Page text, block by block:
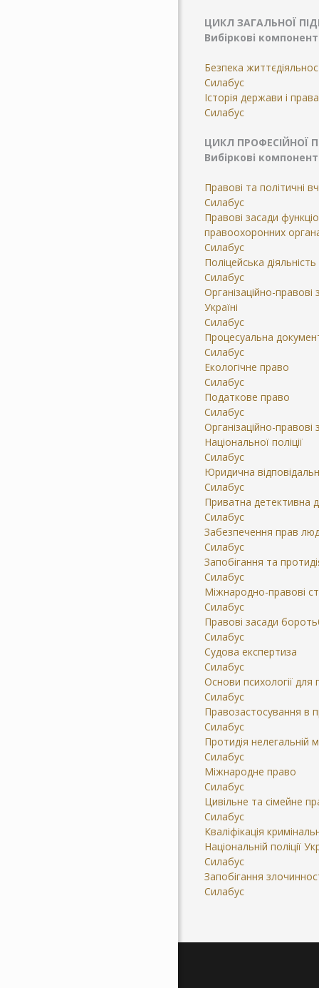
ЦИКЛ ЗАГАЛЬНОЇ
Вибіркові
Безпека
Силабус
Історія держави і права
Силабус
ЦИКЛ ПРОФЕСІЙНОЇ
Вибіркові
Правові та політичні
Силабус
Правові засади
правоохоронних
Силабус
Поліцейська діяльність
Силабус
Організаційно-
Україні
Силабус
Процесуальна
Силабус
Екологічне право
Силабус
Податкове право
Силабус
Організаційно-правові
Національної поліції
Силабус
Юридична
Силабус
Приватна детективна
Силабус
Забезпечення прав
Силабус
Запобігання та
Силабус
Міжнародно-правові
Силабус
Правові засади
Силабус
Судова експертиза
Силабус
Основи психології для
Силабус
Правозастосування в
Силабус
Протидія нелегальній
Силабус
Міжнародне право
Силабус
Цивільне та сімейне
Силабус
Кваліфікація
Національній поліції
Силабус
Запобігання
Силабус